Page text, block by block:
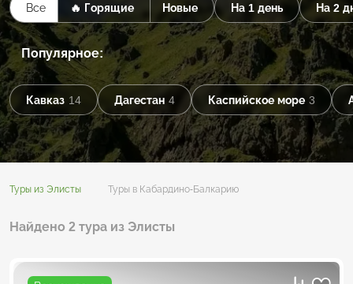
Все 🔥 Горящие Новые На 1 день На 2
Популярное:
Кавказ 14 Дагестан 4 Каспийское море 3
Туры из Элисты Туры в Кабардино-Балкарию
Найдено 2 тура из Элисты